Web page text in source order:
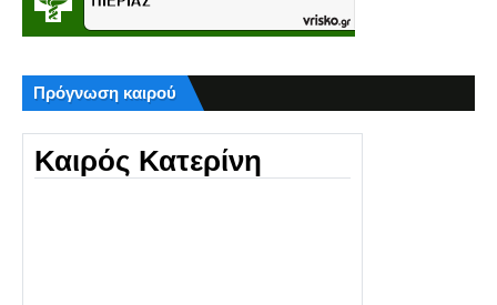
Πρόγνωση καιρού
Καιρός Κατερίνη